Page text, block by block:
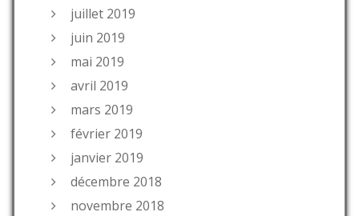
juillet 2019
juin 2019
mai 2019
avril 2019
mars 2019
février 2019
janvier 2019
décembre 2018
novembre 2018